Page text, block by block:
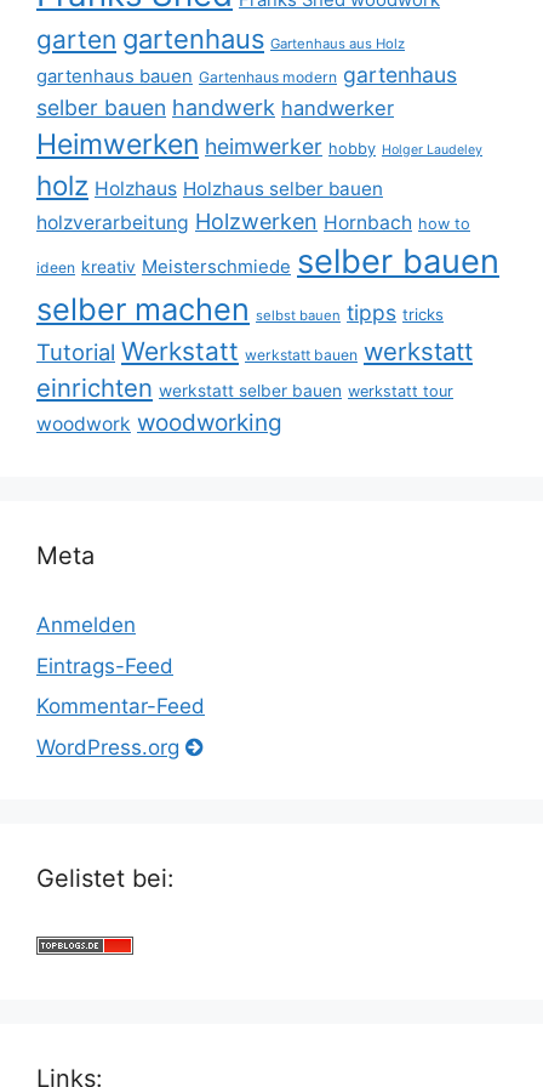
garten gartenhaus Gartenhaus aus Holz
gartenhaus bauen Gartenhaus modern gartenhaus
selber bauen handwerk handwerker
Heimwerken heimwerker hobby Holger Laudeley
holz Holzhaus Holzhaus selber bauen
holzverarbeitung Holzwerken Hornbach how to
ideen kreativ Meisterschmiede selber bauen
selber machen selbst bauen tipps tricks
Tutorial Werkstatt werkstatt bauen werkstatt
einrichten werkstatt selber bauen werkstatt tour
woodwork woodworking
Meta
Anmelden
Eintrags-Feed
Kommentar-Feed
WordPress.org
Gelistet bei:
Links: